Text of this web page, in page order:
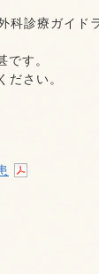
科診療ガイ
す。
ださい。